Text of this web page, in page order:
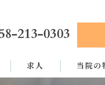
213-0303
求人 当院の